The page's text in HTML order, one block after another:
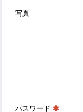
写真
パスワード